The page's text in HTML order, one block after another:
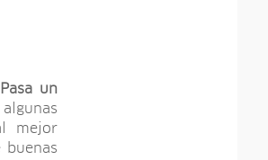
Pasa un
mejor